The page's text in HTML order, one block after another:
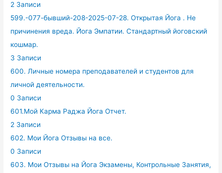
2 Записи
599.-077-бывший-208-2025-07-28. Открытая Йога . Не
причинения вреда. Йога Эмпатии. Стандартный йоговский
кошмар.
3 Записи
600. Личные номера преподавателей и студентов для
личной деятельности.
0 Записи
601.Мой Карма Раджа Йога Отчет.
2 Записи
602. Мои Йога Отзывы на все.
0 Записи
603. Мои Отзывы на Йога Экзамены, Контрольные Занятия,